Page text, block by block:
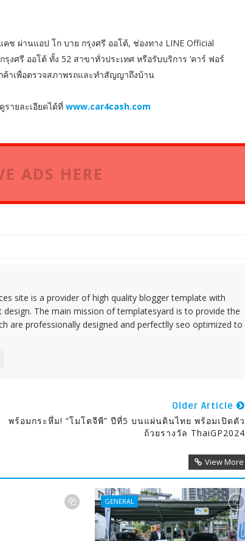
ช ผ่านแอป โก บาย กรุงศรี ออโต้, ช่องทาง LINE Official
รุงศรี ออโต้ ทั้ง 52 สาขาทั่วประเทศ หรือรับบริการ ‘คาร์ ฟอร์
ค้าเพื่อตรวจสภาพรถและทำสัญญาถึงบ้าน
ายละเอียดได้ที่ www.car4cash.com
ADS HERE
site is a provider of high quality blogger template with
The main mission of templatesyard is to provide the
are professionally designed and perfectlly seo optimized to
Older Article
พร้อมกระหึ่ม! “โมโตจีพี” ปีที่5 บนแผ่นดินไทย พร้อมเปิดตัว
ถ้วยรางวัล ThaiGP2024
View More
GENERAL